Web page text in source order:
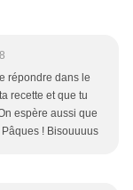
répondre dans le
recette et que tu
espère aussi que
! Bisouuuus